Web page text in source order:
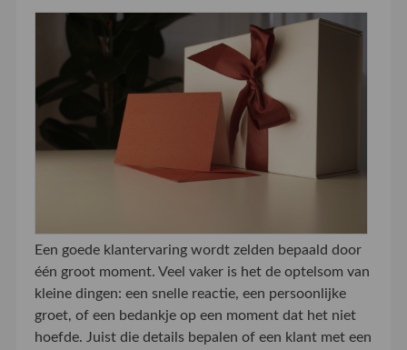
Een goede klantervaring wordt zelden bepaald door
één groot moment. Veel vaker is het de optelsom van
kleine dingen: een snelle reactie, een persoonlijke
groet, of een bedankje op een moment dat het niet
hoefde. Juist die details bepalen of een klant met een